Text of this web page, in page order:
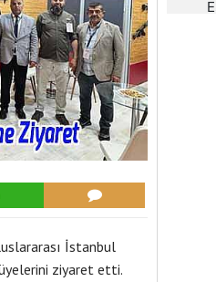
İstanbul
ziyaret etti.